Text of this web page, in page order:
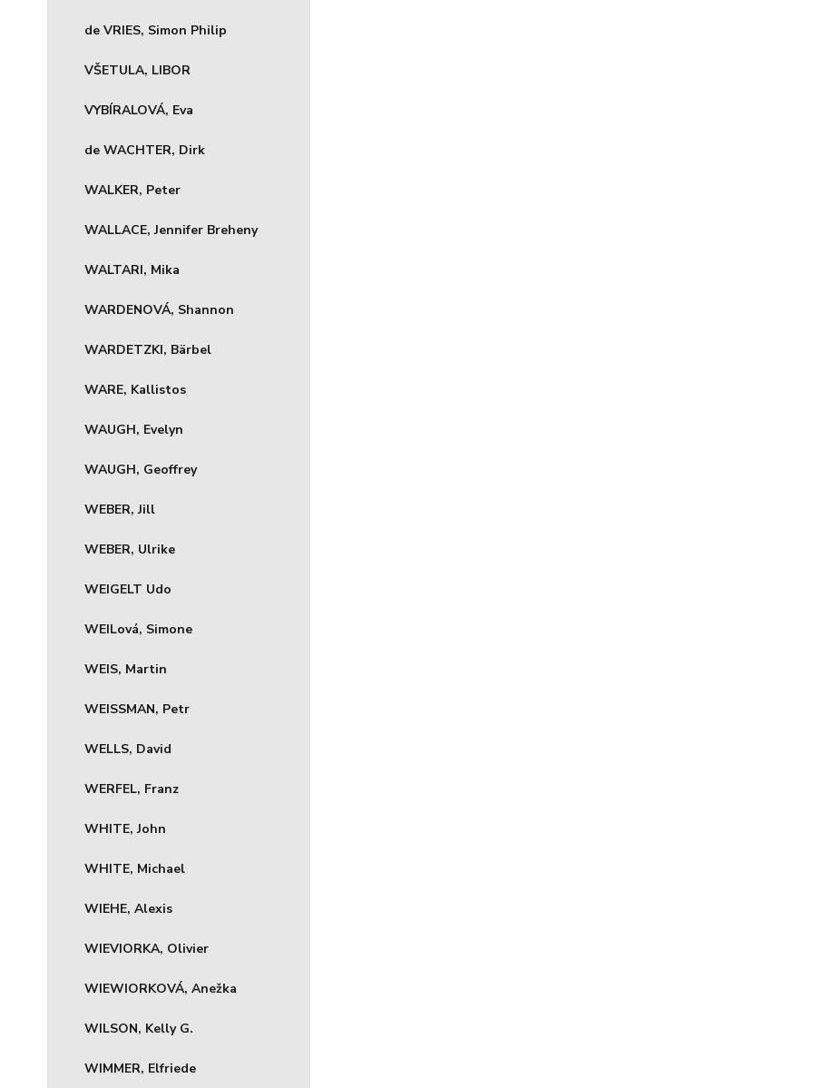
de VRIES, Simon Philip
VŠETULA, LIBOR
VYBÍRALOVÁ, Eva
de WACHTER, Dirk
WALKER, Peter
WALLACE, Jennifer Breheny
WALTARI, Mika
WARDENOVÁ, Shannon
WARDETZKI, Bärbel
WARE, Kallistos
WAUGH, Evelyn
WAUGH, Geoffrey
WEBER, Jill
WEBER, Ulrike
WEIGELT Udo
WEILová, Simone
WEIS, Martin
WEISSMAN, Petr
WELLS, David
WERFEL, Franz
WHITE, John
WHITE, Michael
WIEHE, Alexis
WIEVIORKA, Olivier
WIEWIORKOVÁ, Anežka
WILSON, Kelly G.
WIMMER, Elfriede